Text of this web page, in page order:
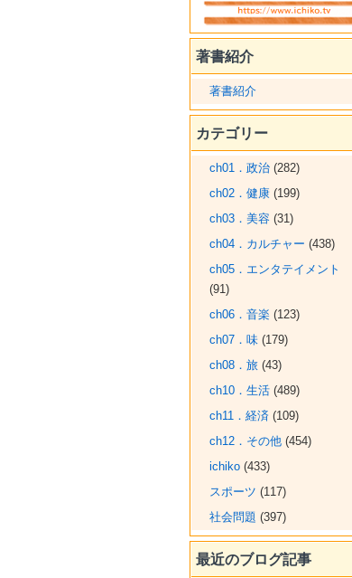
著書紹介
著書紹介
カテゴリー
ch01．政治(282)
ch02．健康(199)
ch03．美容(31)
ch04．カルチャー (438)
ch05．エンタテイメント
(91)
ch06．音楽(123)
ch07．味(179)
ch08．旅(43)
ch10．生活(489)
ch11．経済 (109)
ch12．その他(454)
ichiko(433)
スポーツ (117)
社会問題 (397)
最近のブログ記事